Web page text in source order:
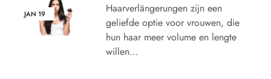
JAN 19
Haarverlängerungen zijn een
geliefde optie voor vrouwen, die
hun haar meer volume en lengte
willen…